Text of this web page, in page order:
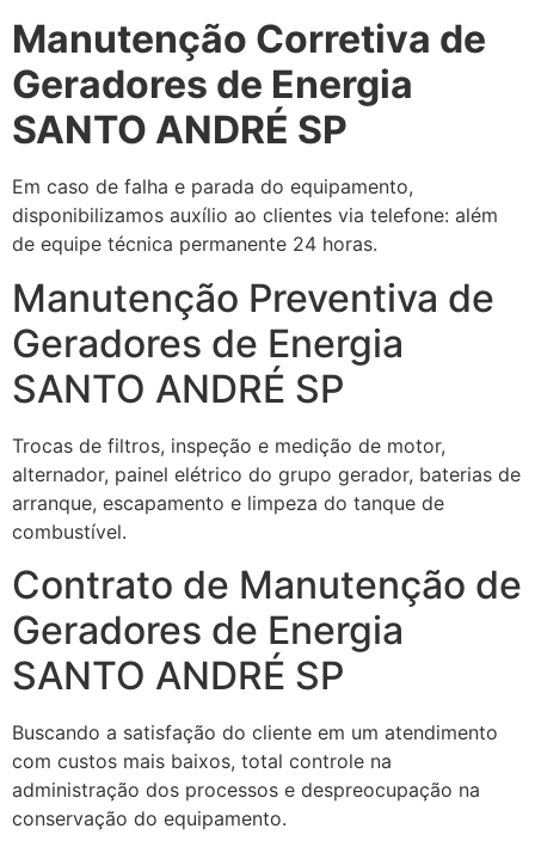
Manutenção Corretiva de
Geradores de Energia
SANTO ANDRÉ SP
Em caso de falha e parada do equipamento,
disponibilizamos auxílio ao clientes via telefone: além
de equipe técnica permanente 24 horas.
Manutenção Preventiva de
Geradores de Energia
SANTO ANDRÉ SP
Trocas de filtros, inspeção e medição de motor,
alternador, painel elétrico do grupo gerador, baterias de
arranque, escapamento e limpeza do tanque de
combustível.
Contrato de Manutenção de
Geradores de Energia
SANTO ANDRÉ SP
Buscando a satisfação do cliente em um atendimento
com custos mais baixos, total controle na
administração dos processos e despreocupação na
conservação do equipamento.